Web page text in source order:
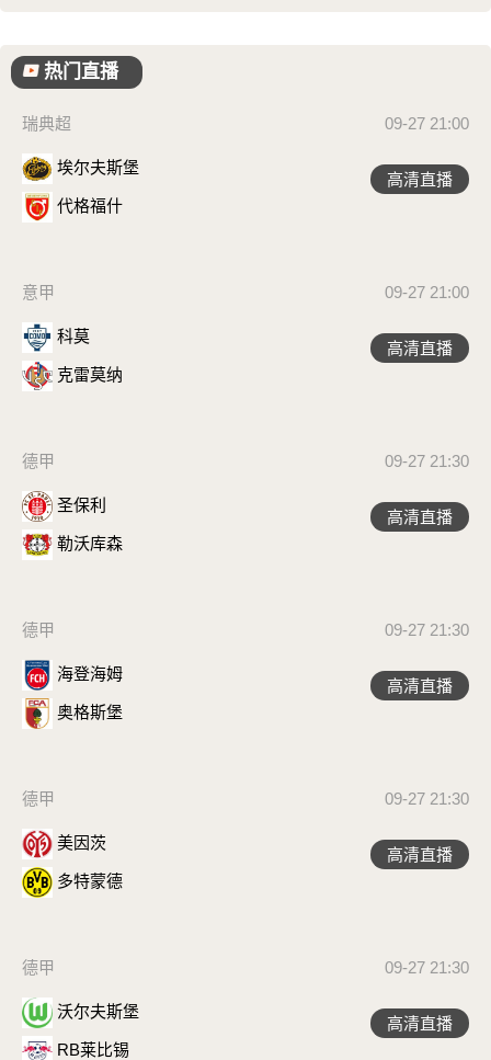
热门直播
瑞典超 09-27 21:00
埃尔夫斯堡
代格福什
高清直播
意甲 09-27 21:00
科莫
克雷莫纳
高清直播
德甲 09-27 21:30
圣保利
勒沃库森
高清直播
德甲 09-27 21:30
海登海姆
奥格斯堡
高清直播
德甲 09-27 21:30
美因茨
多特蒙德
高清直播
德甲 09-27 21:30
沃尔夫斯堡
RB莱比锡
高清直播